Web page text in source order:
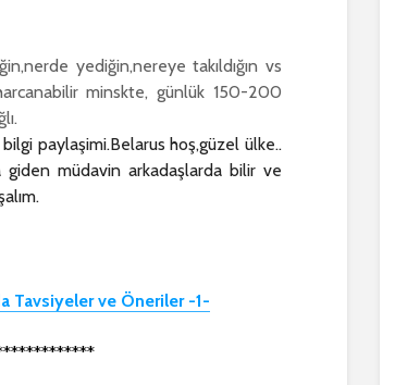
yediğin,nereye takıldığın vs
minskte, günlük 150-200
paylaşimi.Belarus hoş,güzel ülke..
giden müdavin arkadaşlarda bilir ve
Tavsiyeler ve Öneriler -1-